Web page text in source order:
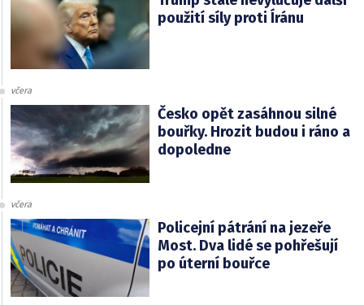
použití síly proti Íránu
včera
Česko opět zasáhnou silné
bouřky. Hrozit budou i ráno a
dopoledne
včera
Policejní pátrání na jezeře
Most. Dva lidé se pohřešují
po úterní bouřce